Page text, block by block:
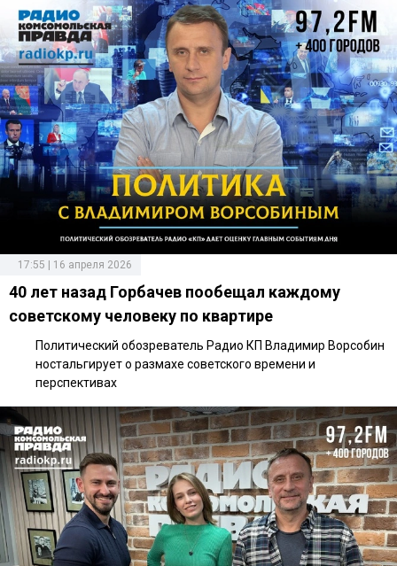
17:55 | 16 апреля 2026
40 лет назад Горбачев пообещал каждому
советскому человеку по квартире
Политический обозреватель Радио КП Владимир Ворсобин
ностальгирует о размахе советского времени и
перспективах